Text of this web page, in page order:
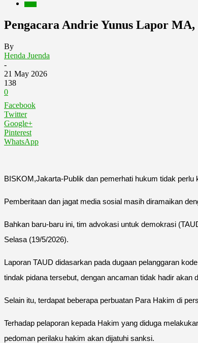
Pengacara Andrie Yunus Lapor
By
Henda Juenda
-
21 May 2026
138
0
Facebook
Twitter
Google+
Pinterest
WhatsApp
BISKOM,Jakarta-Publik dan pemerhati hukum tidak
Pemberitaan dan jagat media sosial masih diramaikan
Bahkan baru-baru ini, tim advokasi untuk demokrasi
Selasa (19/5/2026).
Laporan TAUD didasarkan pada dugaan pelanggaran
tindak pidana tersebut, dengan ancaman tidak hadir akan
Selain itu, terdapat beberapa perbuatan Para Hakim di
Terhadap pelaporan kepada Hakim yang diduga
pedoman perilaku hakim akan dijatuhi sanksi.